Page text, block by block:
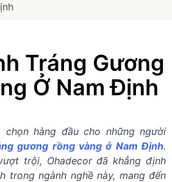
Tráng Gương
Ở Nam Định
hàng đầu cho những người
gương rồng vàng ở Nam Định.
trội, Ohadecor đã khẳng định
trong ngành nghề này, mang đến